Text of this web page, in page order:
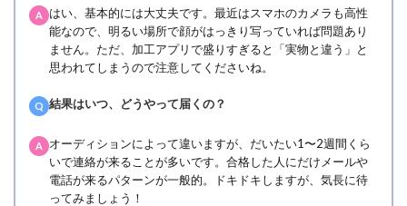
A
はい、基本的には大丈夫です。最近はスマホのカメラも高性
能なので、明るい場所で顔がはっきり写っていれば問題あり
ません。ただ、加工アプリで盛りすぎると「実物と違う」と
思われてしまうので注意してくださいね。
Q 結果はいつ、どうやって届くの？
A
オーディションによって違いますが、だいたい1〜2週間くら
いで連絡が来ることが多いです。合格した人にだけメールや
電話が来るパターンが一般的。ドキドキしますが、気長に待
ってみましょう！